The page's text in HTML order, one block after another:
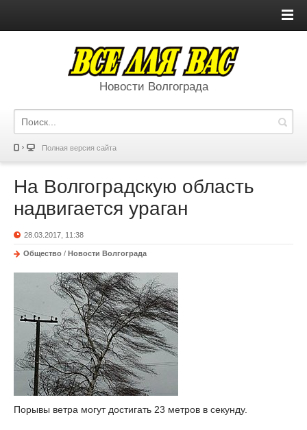
Новости Волгограда
Полная версия сайта
На Волгоградскую область
надвигается ураган
28.03.2017, 11:38
Общество / Новости Волгограда
Порывы ветра могут достигать 23 метров в секунду.